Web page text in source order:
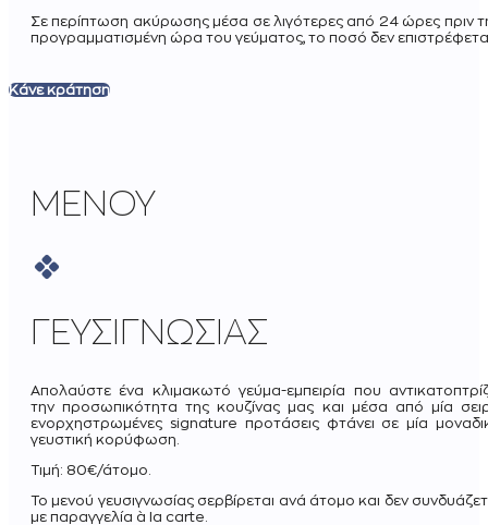
Σε περίπτωση ακύρωσης μέσα σε λιγότερες από 24 ώρες πριν
προγραμματισμένη ώρα του γεύματος, το ποσό δεν
Κάνε κράτηση
ΜΕΝΟΥ
ΓΕΥΣΙΓΝΩΣΙΑΣ
Απολαύστε ένα κλιμακωτό γεύμα-εμπειρία που
την προσωπικότητα της κουζίνας μας και μέσα από μία
ενορχηστρωμένες signature προτάσεις φτάνει σε μία
γευστική κορύφωση.
Τιμή: 80€/άτομο.
Το μενού γευσιγνωσίας σερβίρεται ανά άτομο και δεν
με παραγγελία à la carte.